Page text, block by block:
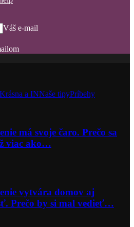
Váš e-mail
Krásna a INNaše tipyPríbehy
má svoje čaro. Prečo sa
viac ako…
vytvára domov aj
Prečo by si mal vedieť…